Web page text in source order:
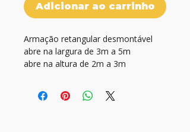
Adicionar ao carrinho
Armação retangular desmontável
abre na largura de 3m a 5m
abre na altura de 2m a 3m